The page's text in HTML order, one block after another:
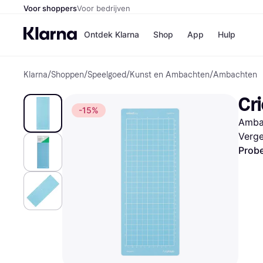
Voor shoppersVoor bedrijven
Ontdek Klarna Shop
Winkels
Bol
H&M
App Hulp
Klarna/Shoppen/Speelgoed/Kunst en Ambachten/Ambachten
-15%